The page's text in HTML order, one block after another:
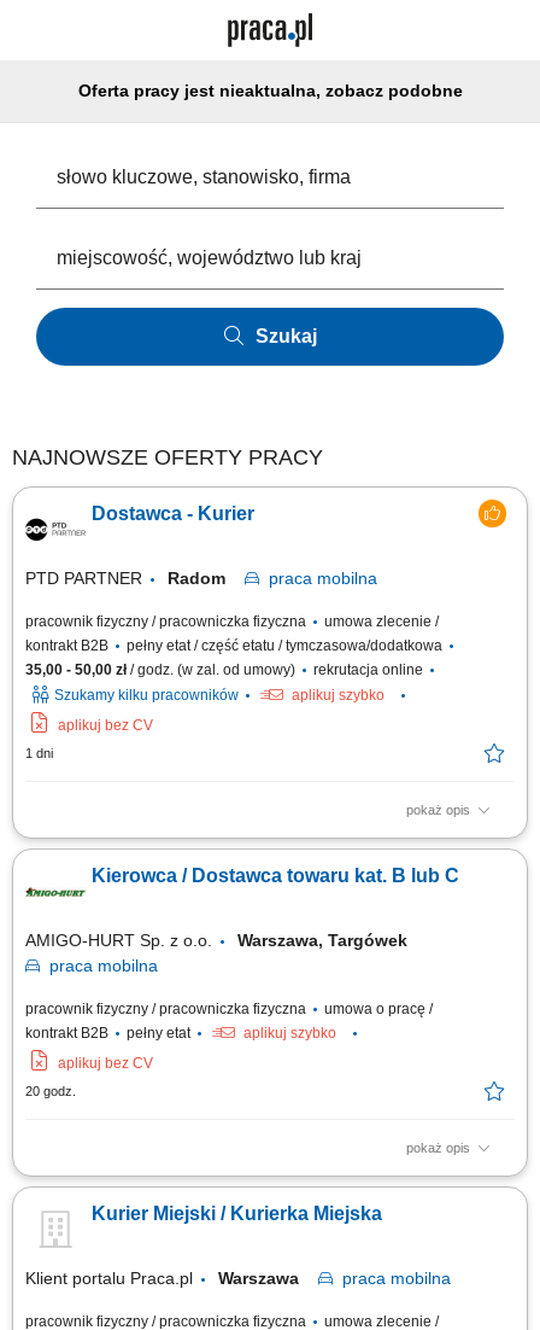
Oferta pracy jest nieaktualna, zobacz podobne
Szukaj
NAJNOWSZE OFERTY PRACY
Dostawca - Kurier
PTD PARTNER Radom praca mobilna
pracownik fizyczny / pracowniczka fizyczna
umowa zlecenie /
kontrakt B2B
pełny etat / część etatu / tymczasowa/dodatkowa
35,00 - 50,00 zł/ godz. (w zal. od umowy)
rekrutacja online
Szukamy kilku pracowników
aplikuj szybko
aplikuj bez CV
1 dni
pokaż opis
Zakres obowiązków Odbieranie i dostarczanie posiłków/zakupów;
Utrzymywanie dobrych relacji z klientami;
Kierowca / Dostawca towaru kat. B lub C
AMIGO-HURT Sp. z o.o.
Warszawa, Targówek
praca mobilna
pracownik fizyczny / pracowniczka fizyczna
umowa o pracę /
kontrakt B2B
pełny etat
aplikuj szybko
aplikuj bez CV
20 godz.
pokaż opis
Twój zakres obowiązków: przewóz i dostarczanie towarów do Klienta,
o prawidłowy obieg gotówki oraz dokumentów, odpowiedzialność za
utrzymanie powierzonego pojazdu we właściwym stanie technicznym,
Kurier Miejski / Kurierka Miejska
Klient portalu Praca.pl Warszawa praca mobilna
pracownik fizyczny / pracowniczka fizyczna
umowa zlecenie /